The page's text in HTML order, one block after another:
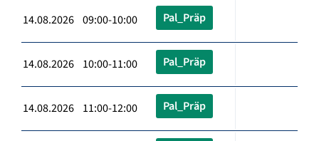
14.08.2026 09:00-10:00 Pal_Präp
14.08.2026 10:00-11:00 Pal_Präp
14.08.2026 11:00-12:00 Pal_Präp